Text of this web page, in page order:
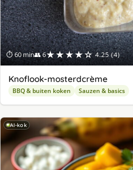
⏱ 60 min👥 6★★★★☆ 4.25 (4)
Knoflook-mosterdcrème
BBQ & buiten koken Sauzen & basics
AI-kok